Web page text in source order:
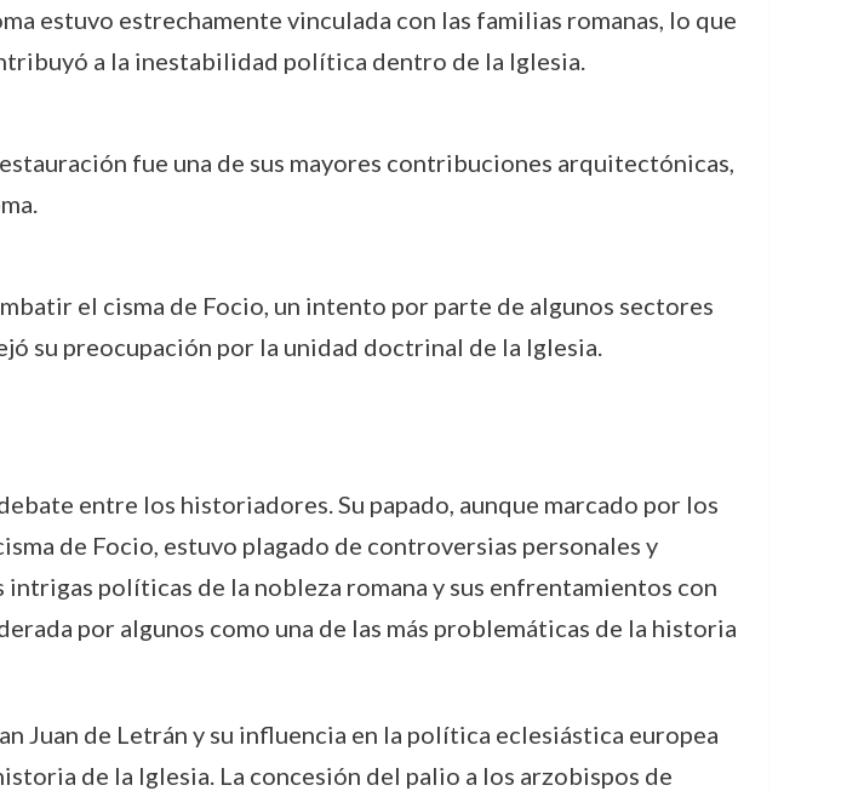
estuvo estrechamente vinculada con las familias romanas, lo que
a la inestabilidad política dentro de la Iglesia.
fue una de sus mayores contribuciones arquitectónicas,
el cisma de Focio, un intento por parte de algunos sectores
su preocupación por la unidad doctrinal de la Iglesia.
entre los historiadores. Su papado, aunque marcado por los
de Focio, estuvo plagado de controversias personales y
políticas de la nobleza romana y sus enfrentamientos con
por algunos como una de las más problemáticas de la historia
Juan de Letrán y su influencia en la política eclesiástica europea
de la Iglesia. La concesión del palio a los arzobispos de